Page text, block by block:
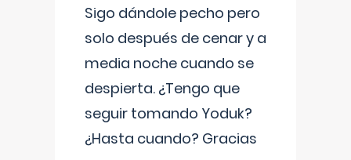
Sigo dándole pecho pero
solo después de cenar y a
media noche cuando se
despierta. ¿Tengo que
seguir tomando Yoduk?
¿Hasta cuando? Gracias